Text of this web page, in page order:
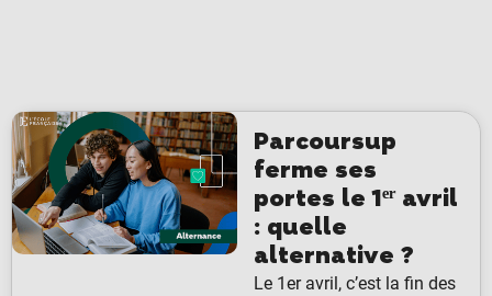
Parcoursup
ferme ses
portes le 1ᵉʳ avril
: quelle
alternative ?
Le 1er avril, c’est la fin des